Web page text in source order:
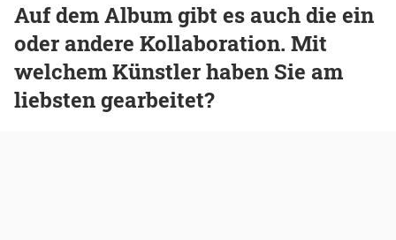
Auf dem Album gibt es auch die ein
oder andere Kollaboration. Mit
welchem Künstler haben Sie am
liebsten gearbeitet?